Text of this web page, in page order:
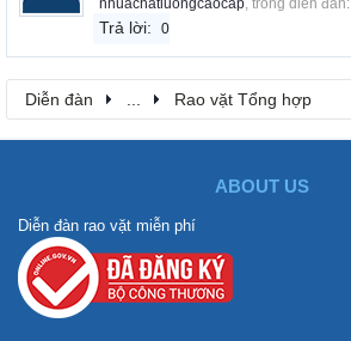
Trả lời: 0
Diễn đàn Rao vặt Tổng hợp
ABOUT US
Diễn đàn rao vặt miễn phí